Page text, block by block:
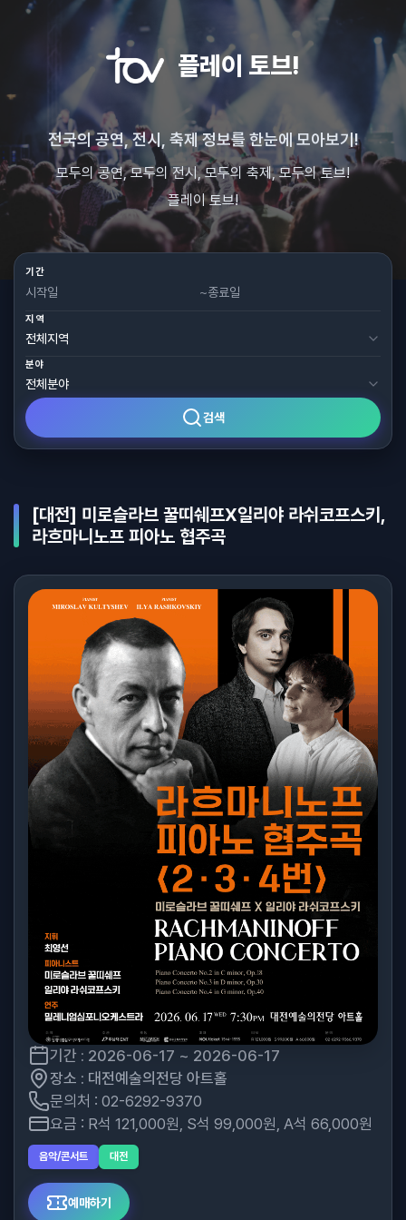
플레이 토브!
전국의 공연, 전시, 축제 정보를 한눈에 모아보기!
모두의 공연, 모두의 전시, 모두의 축제, 모두의 토브!
플레이 토브!
기간
~
지역
분야
검색
[대전] 미로슬라브 꿀띠쉐프X일리야 라쉬코프스키,
라흐마니노프 피아노 협주곡
기간 : 2026-06-17 ~ 2026-06-17
장소 : 대전예술의전당 아트홀
문의처 : 02-6292-9370
요금 : R석 121,000원, S석 99,000원, A석 66,000원
음악/콘서트 대전
예매하기